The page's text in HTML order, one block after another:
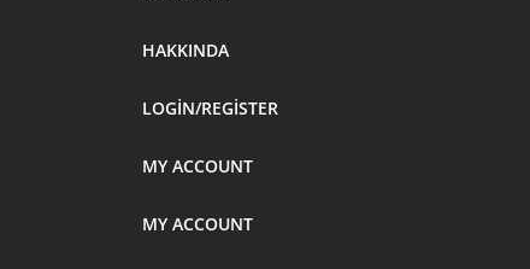
HAKKINDA
LOGIN/REGISTER
MY ACCOUNT
MY ACCOUNT